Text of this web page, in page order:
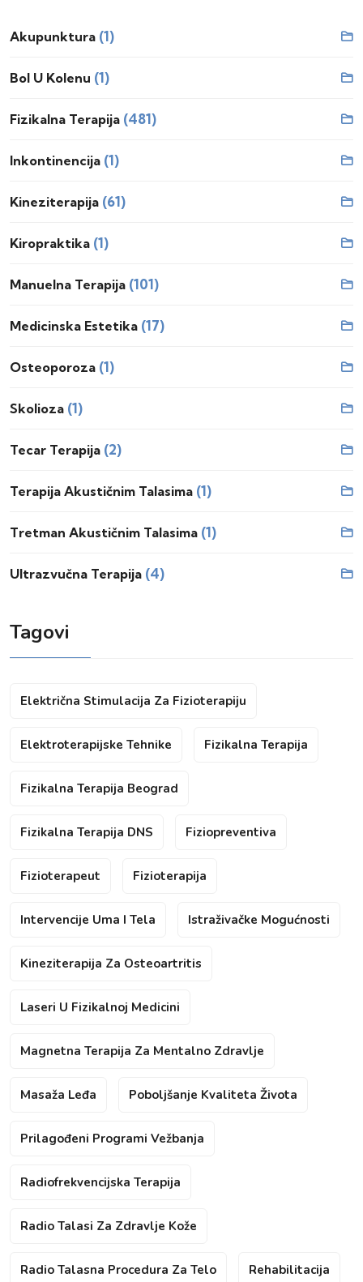
Akupunktura (1)
Bol U Kolenu (1)
Fizikalna Terapija (481)
Inkontinencija (1)
Kineziterapija (61)
Kiropraktika (1)
Manuelna Terapija (101)
Medicinska Estetika (17)
Osteoporoza (1)
Skolioza (1)
Tecar Terapija (2)
Terapija Akustičnim Talasima (1)
Tretman Akustičnim Talasima (1)
Ultrazvučna Terapija (4)
Tagovi
Električna Stimulacija Za Fizioterapiju
Elektroterapijske Tehnike Fizikalna Terapija
Fizikalna Terapija Beograd
Fizikalna Terapija DNS Fiziopreventiva
Fizioterapeut Fizioterapija
Intervencije Uma I Tela Istraživačke Mogućnosti
Kineziterapija Za Osteoartritis
Laseri U Fizikalnoj Medicini
Magnetna Terapija Za Mentalno Zdravlje
Masaža Leđa Poboljšanje Kvaliteta Života
Prilagođeni Programi Vežbanja
Radiofrekvencijska Terapija
Radio Talasi Za Zdravlje Kože
Radio Talasna Procedura Za Telo Rehabilitacija